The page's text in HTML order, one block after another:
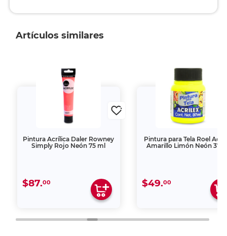
Artículos similares
Pintura Acrílica Daler Rowney
Simply Rojo Neón 75 ml
$87.00
Pintura para Tela Roel
Amarillo Limón Neón 37
$49.00